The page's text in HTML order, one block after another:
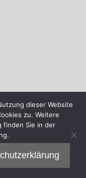
dieser Website
zu. Weitere
finden Sie in der